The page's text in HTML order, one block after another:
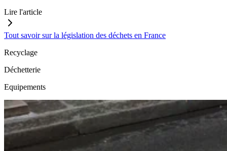
Lire l'article
Tout savoir sur la législation des déchets en France
Recyclage
Déchetterie
Equipements